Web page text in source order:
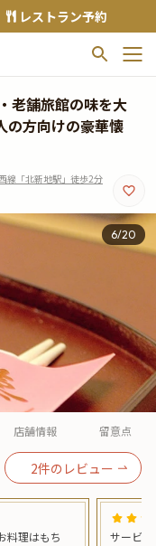
レストラン予約
りません
ます。
ん
示されます。
削除されます。
老舗旅館の味を大
の方向けの豪華懐
線「北新地駅」徒歩2分
6/20
店舗情報 留意点
2件のレビュー
料理はもち
サービ